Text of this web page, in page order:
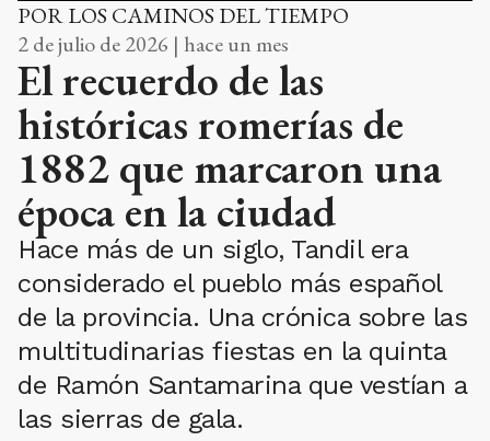
POR LOS CAMINOS DEL TIEMPO
2 de julio de 2026 | hace un mes
El recuerdo de las
históricas romerías de
1882 que marcaron una
época en la ciudad
Hace más de un siglo, Tandil era
considerado el pueblo más español
de la provincia. Una crónica sobre las
multitudinarias fiestas en la quinta
de Ramón Santamarina que vestían a
las sierras de gala.